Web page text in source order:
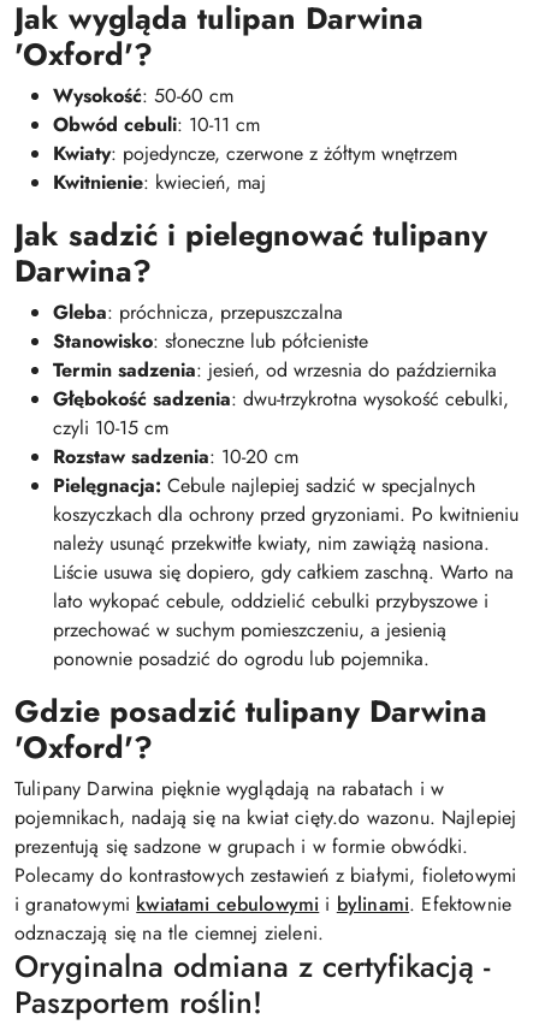
Jak wygląda tulipan Darwina
'Oxford'?
Wysokość: 50-60 cm
Obwód cebuli: 10-11 cm
Kwiaty: pojedyncze, czerwone z żółtym wnętrzem
Kwitnienie: kwiecień, maj
Jak sadzić i pielegnować tulipany
Darwina?
Gleba: próchnicza, przepuszczalna
Stanowisko: słoneczne lub półcieniste
Termin sadzenia: jesień, od wrzesnia do października
Głębokość sadzenia: dwu-trzykrotna wysokość cebulki,
czyli 10-15 cm
Rozstaw sadzenia: 10-20 cm
Pielęgnacja: Cebule najlepiej sadzić w specjalnych
koszyczkach dla ochrony przed gryzoniami. Po kwitnieniu
należy usunąć przekwitłe kwiaty, nim zawiążą nasiona.
Liście usuwa się dopiero, gdy całkiem zaschną. Warto na
lato wykopać cebule, oddzielić cebulki przybyszowe i
przechować w suchym pomieszczeniu, a jesienią
ponownie posadzić do ogrodu lub pojemnika.
Gdzie posadzić tulipany Darwina
'Oxford'?
Tulipany Darwina pięknie wyglądają na rabatach i w
pojemnikach, nadają się na kwiat cięty.do wazonu. Najlepiej
prezentują się sadzone w grupach i w formie obwódki.
Polecamy do kontrastowych zestawień z białymi, fioletowymi
i granatowymi kwiatami cebulowymi i bylinami. Efektownie
odznaczają się na tle ciemnej zieleni.
Oryginalna odmiana z certyfikacją -
Paszportem roślin!